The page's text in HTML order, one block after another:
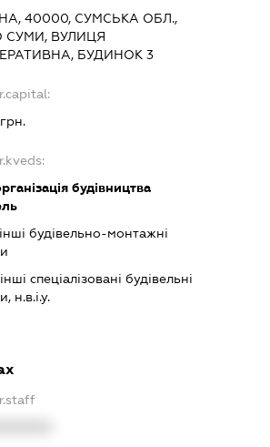
40000, СУМСЬКА ОБЛ.,
СУМИ, ВУЛИЦЯ
БУДИНОК 3
будівництва
інші будівельно-монтажні
інші спеціалізовані будівельні
н.в.і.у.